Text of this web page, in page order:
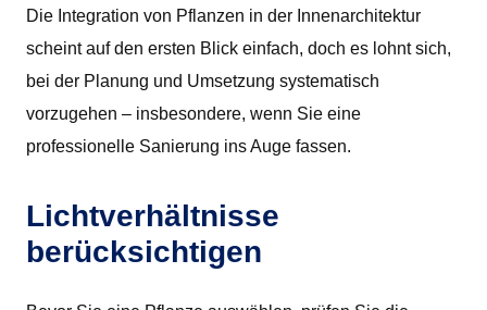
Die Integration von Pflanzen in der Innenarchitektur
scheint auf den ersten Blick einfach, doch es lohnt sich,
bei der Planung und Umsetzung systematisch
vorzugehen – insbesondere, wenn Sie eine
professionelle Sanierung ins Auge fassen.
Lichtverhältnisse
berücksichtigen